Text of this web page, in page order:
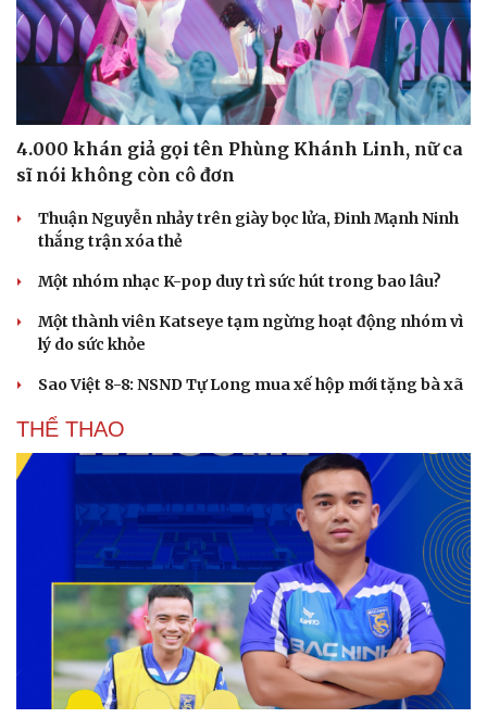
Du lịch
Tư vấn
check-in
Podcast
Cửa sổ tình yêu
Hạt giống tâm hồn
4.000 khán giả gọi tên Phùng Khánh Linh, nữ ca
sĩ nói không còn cô đơn
Thuận Nguyễn nhảy trên giày bọc lửa, Đinh Mạnh Ninh
thắng trận xóa thẻ
Một nhóm nhạc K-pop duy trì sức hút trong bao lâu?
Một thành viên Katseye tạm ngừng hoạt động nhóm vì
lý do sức khỏe
Sao Việt 8-8: NSND Tự Long mua xế hộp mới tặng bà xã
THỂ THAO